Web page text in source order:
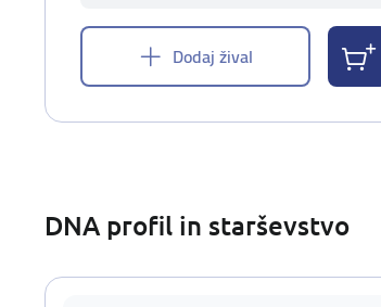
Dodaj žival
DNA profil in starševstvo